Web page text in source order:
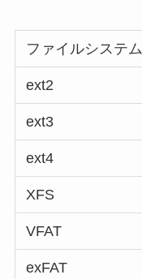
ファイルシステム
ext2
ext3
ext4
XFS
VFAT
exFAT